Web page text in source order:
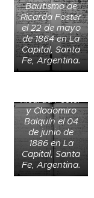
Bautismo de
Ricarda Foster
el 22 de mayo
de 1864 en La
Capital, Santa
Fe, Argentina.
Ricarda Foster
y Clodomiro
Balquín el 04
de junio de
1886 en La
Capital, Santa
Fe, Argentina.
Acta de
defunción de
Guilhermina
Kogel
Gonçalves, de
1894 en Rio de
Janeiro, Brasil.
Guilhermina
era hija de
João Henrique
Kagel y de
Anna Amalia